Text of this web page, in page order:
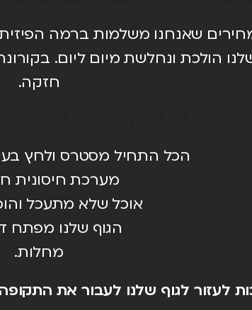
שאנחנו משלמות ברמה
הולכת ונחלשת מיום ליום.
חזקה.
הכל התחיל מסטרס ולחץ
מערכת חיסונית
אוכל שלא מתעכל
הגוף שלנו מפתח
מחלות.
לעזור לגוף שלנו לעבור את